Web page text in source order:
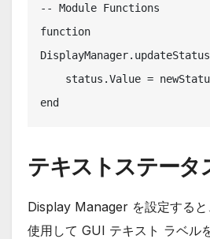
-- Module Functions
function
end
テキストステータ
Display Manager を設定する
使用して GUI テキスト ラベル